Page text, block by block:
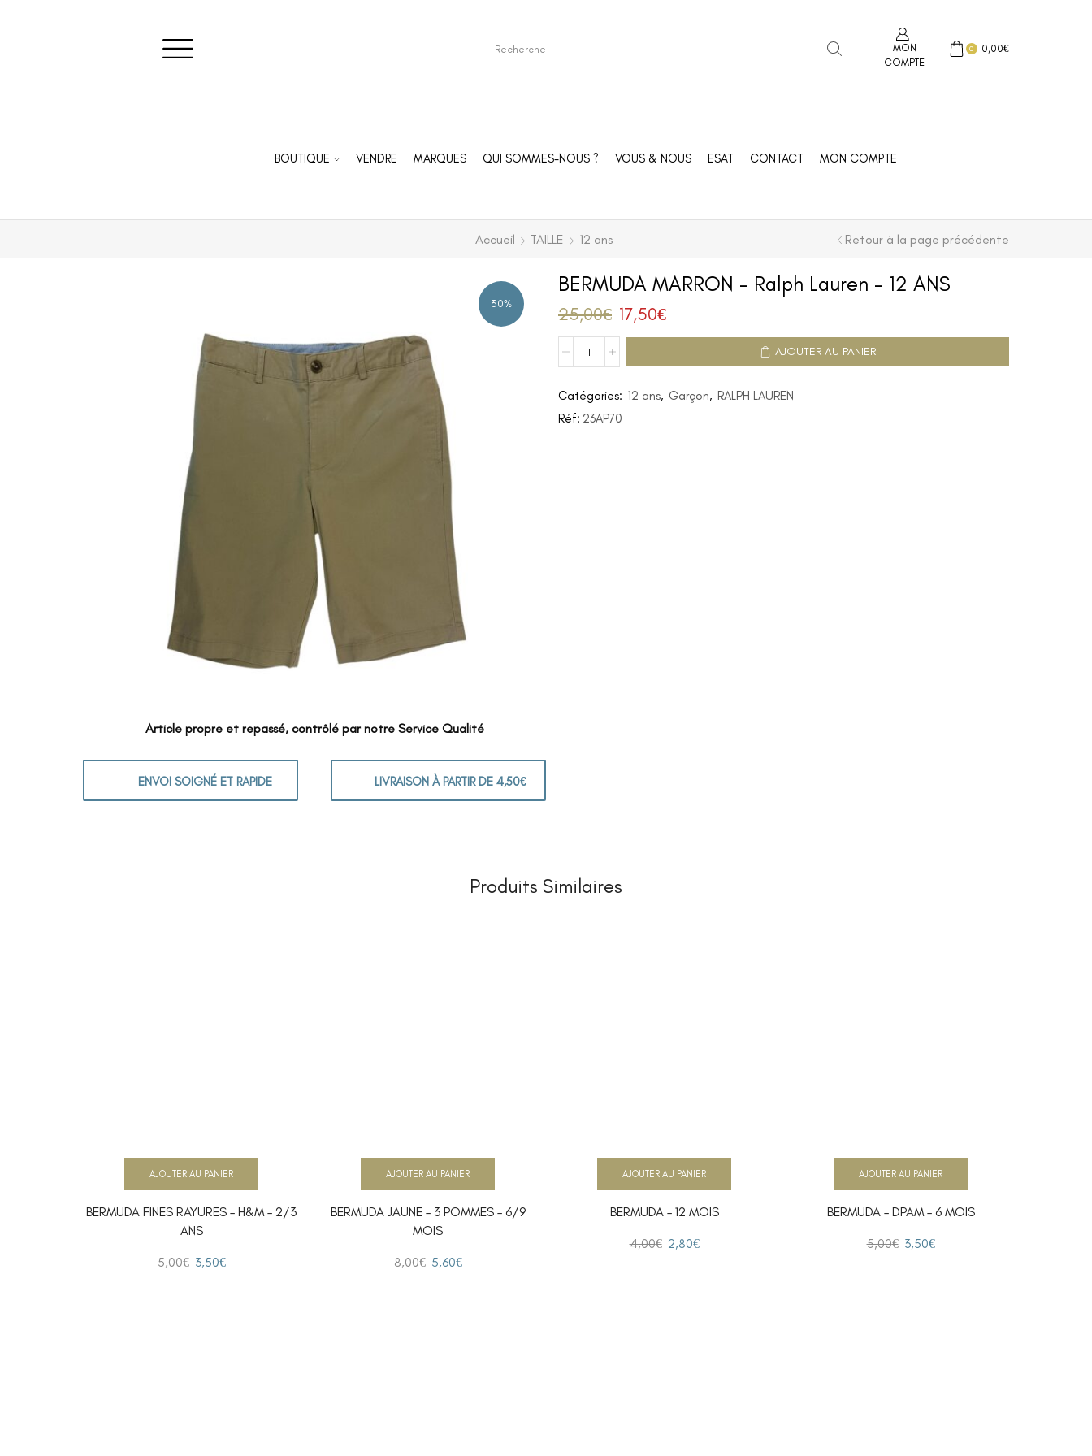
MON
COMPTE
0 0,00€
BOUTIQUE VENDRE MARQUES QUI SOMMES-NOUS ? VOUS & NOUS ESAT CONTACT MON COMPTE
Accueil TAILLE 12 ans Retour à la page précédente
30%
BERMUDA MARRON – Ralph Lauren – 12 ANS
25,00€ 17,50€
AJOUTER AU PANIER
Catégories: 12 ans, Garçon, RALPH LAUREN
Réf: 23AP70
Article propre et repassé, contrôlé par notre Service Qualité
ENVOI SOIGNÉ ET RAPIDE LIVRAISON À PARTIR DE 4,50€
Produits Similaires
BERMUDA FINES RAYURES – H&M – 2/3
ANS
5,00€ 3,50€
AJOUTER AU PANIER
BERMUDA JAUNE – 3 POMMES – 6/9
MOIS
8,00€ 5,60€
AJOUTER AU PANIER
BERMUDA – 12 MOIS
4,00€ 2,80€
AJOUTER AU PANIER
BERMUDA – DPAM – 6 MOIS
5,00€ 3,50€
AJOUTER AU PANIER